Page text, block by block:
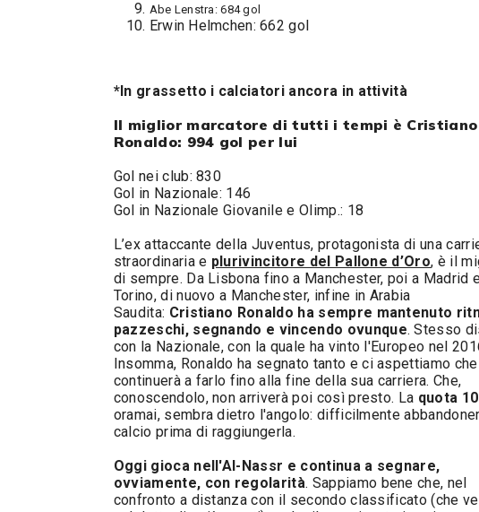
Abe Lenstra: 684 gol
Erwin Helmchen: 662 gol
*In grassetto i calciatori ancora in attività
Il miglior marcatore di tutti i tempi è Cristiano
Ronaldo: 994 gol per lui
Gol nei club: 830
Gol in Nazionale: 146
Gol in Nazionale Giovanile e Olimp.: 18
L’ex attaccante della Juventus, protagonista di una
straordinaria e plurivincitore del Pallone d’Oro, è il
di sempre. Da Lisbona fino a Manchester, poi a Madrid
Torino, di nuovo a Manchester, infine in Arabia
Saudita: Cristiano Ronaldo ha sempre mantenuto
pazzeschi, segnando e vincendo ovunque. Stesso
con la Nazionale, con la quale ha vinto l'Europeo nel
Insomma, Ronaldo ha segnato tanto e ci aspettiamo che
continuerà a farlo fino alla fine della sua carriera. Che,
conoscendolo, non arriverà poi così presto. La quota
oramai, sembra dietro l'angolo: difficilmente
calcio prima di raggiungerla.
Oggi gioca nell'Al-Nassr e continua a segnare,
ovviamente, con regolarità. Sappiamo bene che, nel
confronto a distanza con il secondo classificato (che